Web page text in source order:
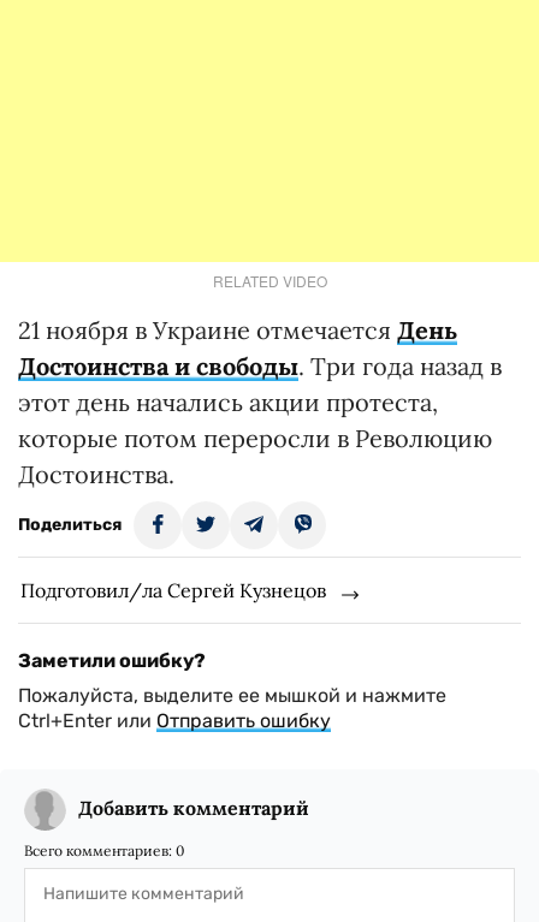
RELATED VIDEO
21 ноября в Украине отмечается День
Достоинства и свободы. Три года назад в
этот день начались акции протеста,
которые потом переросли в Революцию
Достоинства.
Поделиться
Подготовил/ла Сергей Кузнецов
Заметили ошибку?
Пожалуйста, выделите ее мышкой и нажмите
Ctrl+Enter или Отправить ошибку
Добавить комментарий
Всего комментариев: 0